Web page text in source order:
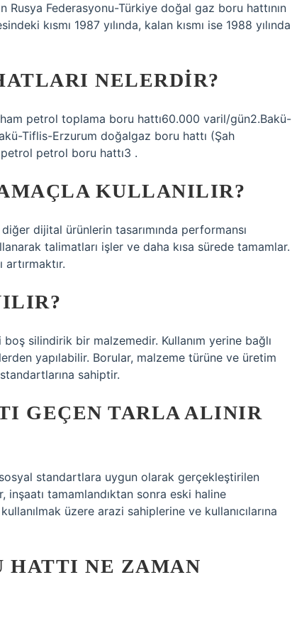
Rusya Federasyonu-Türkiye doğal gaz boru hattının
kısmı 1987 yılında, kalan kısmı ise 1988 yılında
NELERDIR?
ham petrol toplama boru hattı60.000 varil/gün2.Bakü-
Tiflis-Erzurum doğalgaz boru hattı (Şah
petrol boru hattı3 .
KULLANILIR?
dijital ürünlerin tasarımında performansı
talimatları işler ve daha kısa sürede tamamlar.
artırmaktır.
silindirik bir malzemedir. Kullanım yerine bağlı
yapılabilir. Borular, malzeme türüne ve üretim
sahiptir.
GEÇEN TARLA ALINIR
standartlara uygun olarak gerçekleştirilen
tamamlandıktan sonra eski haline
üzere arazi sahiplerine ve kullanıcılarına
HATTI NE ZAMAN